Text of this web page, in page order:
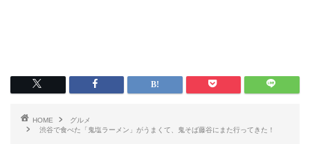
HOME
グルメ
渋谷で食べた「鬼塩ラーメン」がうまくて、鬼そば藤谷にまた行ってきた！